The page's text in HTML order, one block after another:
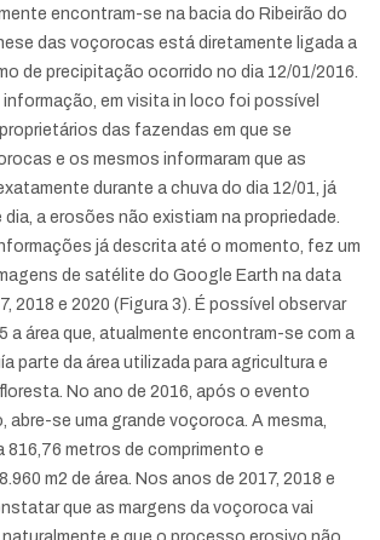
encontram-se na bacia do Ribeirão do
das voçorocas está diretamente ligada a
de precipitação ocorrido no dia 12/01/2016.
informação, em visita in loco foi possível
das fazendas em que se
e os mesmos informaram que as
durante a chuva do dia 12/01, já
a erosões não existiam na propriedade.
já descrita até o momento, fez um
de satélite do Google Earth na data
2018 e 2020 (Figura 3). É possível observar
a área que, atualmente encontram-se com a
parte da área utilizada para agricultura e
No ano de 2016, após o evento
abre-se uma grande voçoroca. A mesma,
816,76 metros de comprimento e
m2 de área. Nos anos de 2017, 2018 e
que as margens da voçoroca vai